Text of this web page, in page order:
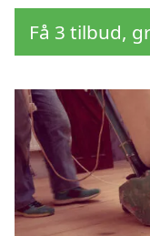
Få 3 tilbud,